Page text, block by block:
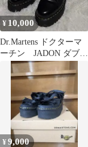
¥ 10,000
Dr.Martens ドクターマ
ーチン JADON ダブル
ソール 厚底 黒
¥9,000